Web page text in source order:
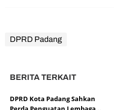
DPRD Padang
BERITA TERKAIT
DPRD Kota Padang Sahkan